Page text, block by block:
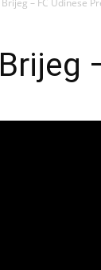
– FC Udinese